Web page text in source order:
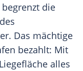
die
Das mächtige
bezahlt: Mit
Liegefläche alles